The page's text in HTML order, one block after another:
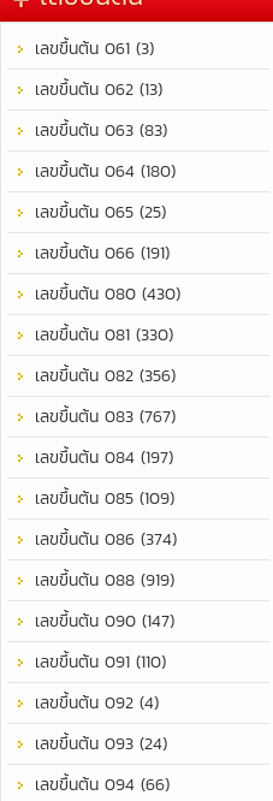
เลขขึ้นต้น 061 (3)
เลขขึ้นต้น 062 (13)
เลขขึ้นต้น 063 (83)
เลขขึ้นต้น 064 (180)
เลขขึ้นต้น 065 (25)
เลขขึ้นต้น 066 (191)
เลขขึ้นต้น 080 (430)
เลขขึ้นต้น 081 (330)
เลขขึ้นต้น 082 (356)
เลขขึ้นต้น 083 (767)
เลขขึ้นต้น 084 (197)
เลขขึ้นต้น 085 (109)
เลขขึ้นต้น 086 (374)
เลขขึ้นต้น 088 (919)
เลขขึ้นต้น 090 (147)
เลขขึ้นต้น 091 (110)
เลขขึ้นต้น 092 (4)
เลขขึ้นต้น 093 (24)
เลขขึ้นต้น 094 (66)